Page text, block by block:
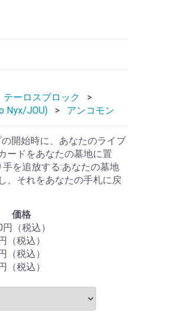
テーロスブロック
Nyx/JOU)
アンコモン
開始時に、あなたのライブ
ードをあなたの墓地に置
手を追放する:あなたの墓地
、それをあなたの手札に戻
価格
（税込）
（税込）
（税込）
（税込）